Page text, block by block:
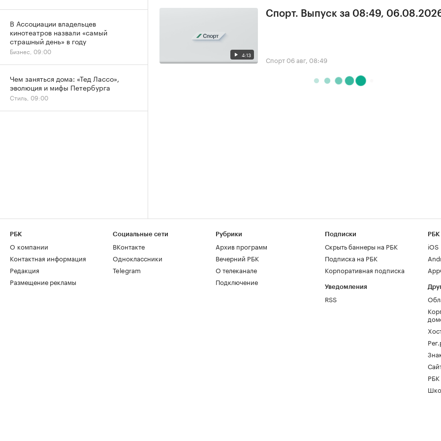
4:13
Спорт. Выпуск за 08:49,
Спорт 06 авг, 08:49
В Ассоциации владельцев
кинотеатров назвали «самый
страшный день» в году
Бизнес, 09:00
Чем заняться дома: «Тед Лассо»,
эволюция и мифы Петербурга
Стиль, 09:00
РБК
О компании
Контактная информация
Редакция
Размещение рекламы
Социальные сети
ВКонтакте
Одноклассники
Telegram
Рубрики
Архив программ
Вечерний РБК
О телеканале
Подключение
Подписки
Скрыть баннеры на РБК
Подписка на РБК
Корпоративная подписка
Уведомления
RSS
РБК
iOS